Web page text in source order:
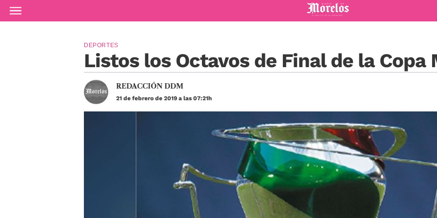
Ir al contenido principal
Diario de Morelos
Listos los Octavos de Final de la Copa
DEPORTES
REDACCIÓN DDM
21 de febrero de 2019 a las 07:21h